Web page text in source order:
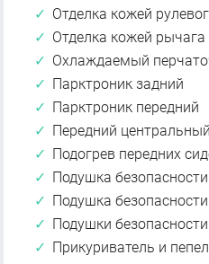
Отделка кожей
Отделка кожей
Охлаждаемый
Парктроник задний
Парктроник передний
Передний
Подогрев передних
Подушка
Подушка
Подушки
Прикуриватель и